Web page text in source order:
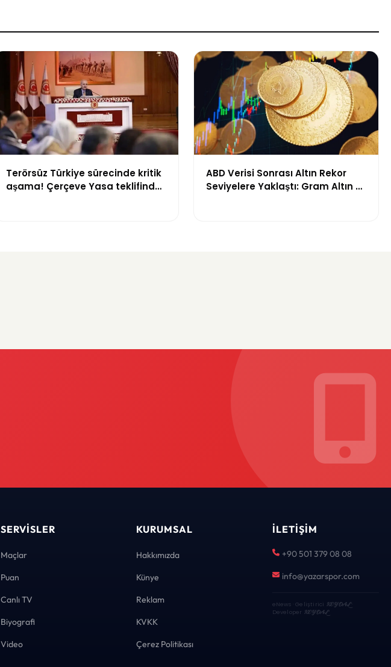
Terörsüz Türkiye sürecinde kritik
aşama! Çerçeve Yasa teklifinde
ABD Verisi Sonrası Altın Rekor
Seviyelere Yaklaştı: Gram Altın 6
SERVISLER
Maçlar
Puan
Canlı TV
Biyografi
Video
KURUMSAL
Hakkımızda
Künye
Reklam
KVKK
Çerez Politikası
İLETIŞIM
+90 501 379 08 08
info@yazarspor.com
eNews · Geliştirici KEYDAL·
Developer KEYDAL